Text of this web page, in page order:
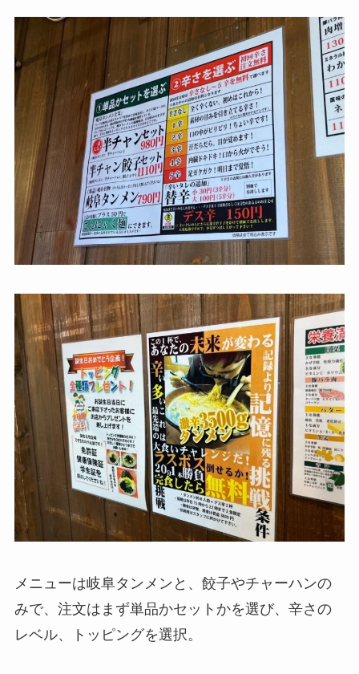
メニューは岐阜タンメンと、餃子やチャーハンの
みで、注文はまず単品かセットかを選び、辛さの
レベル、トッピングを選択。